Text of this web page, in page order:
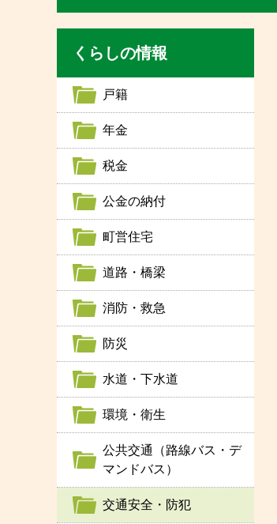
くらしの情報
戸籍
年金
税金
公金の納付
町営住宅
道路・橋梁
消防・救急
防災
水道・下水道
環境・衛生
公共交通（路線バス・デ
マンドバス）
交通安全・防犯